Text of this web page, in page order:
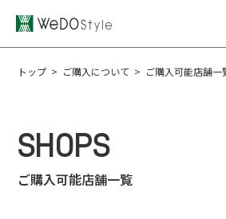
商品
ご購入について
最新ニュース・コラム
トップ > ご購入について > ご購入可能店舗一
SHOPS
ご購入可能店舗一覧